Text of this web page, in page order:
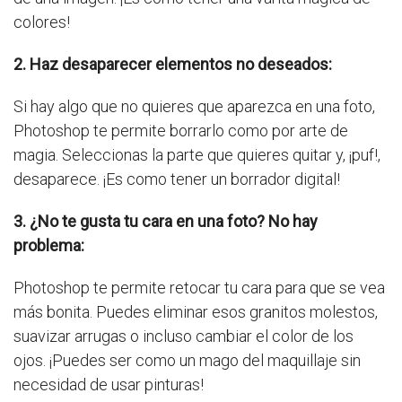
colores!
2. Haz desaparecer elementos no deseados:
Si hay algo que no quieres que aparezca en una foto,
Photoshop te permite borrarlo como por arte de
magia. Seleccionas la parte que quieres quitar y, ¡puf!,
desaparece. ¡Es como tener un borrador digital!
3. ¿No te gusta tu cara en una foto? No hay
problema:
Photoshop te permite retocar tu cara para que se vea
más bonita. Puedes eliminar esos granitos molestos,
suavizar arrugas o incluso cambiar el color de los
ojos. ¡Puedes ser como un mago del maquillaje sin
necesidad de usar pinturas!